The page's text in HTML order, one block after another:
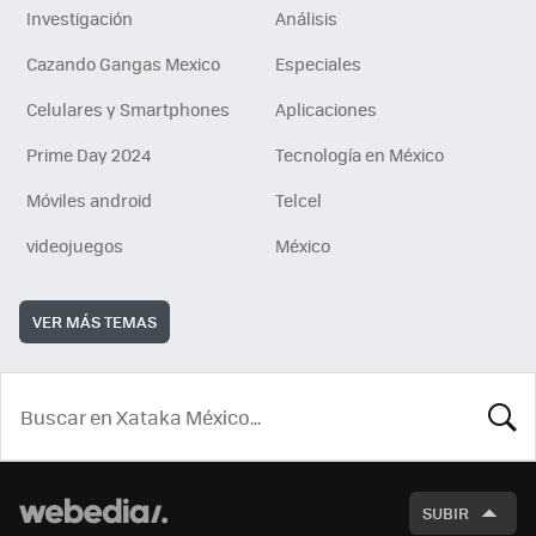
Investigación
Análisis
Cazando Gangas Mexico
Especiales
Celulares y Smartphones
Aplicaciones
Prime Day 2024
Tecnología en México
Móviles android
Telcel
videojuegos
México
VER MÁS TEMAS
SUBIR